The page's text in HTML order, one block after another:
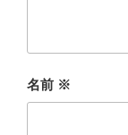
名前 ※